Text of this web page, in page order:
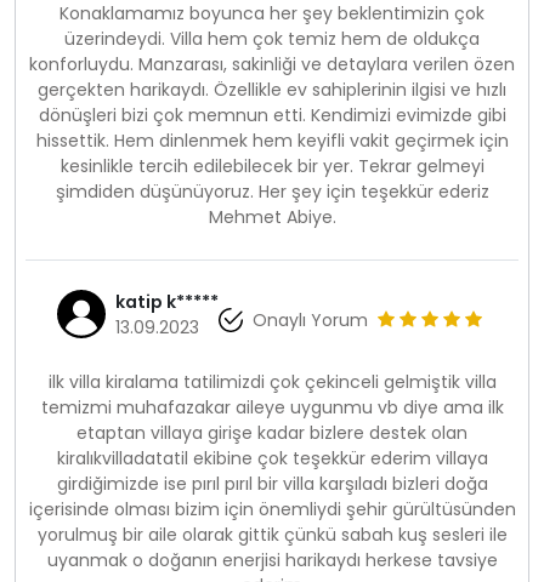
Konaklamamız boyunca her şey beklentimizin çok
üzerindeydi. Villa hem çok temiz hem de oldukça
konforluydu. Manzarası, sakinliği ve detaylara verilen özen
gerçekten harikaydı. Özellikle ev sahiplerinin ilgisi ve hızlı
dönüşleri bizi çok memnun etti. Kendimizi evimizde gibi
hissettik. Hem dinlenmek hem keyifli vakit geçirmek için
kesinlikle tercih edilebilecek bir yer. Tekrar gelmeyi
şimdiden düşünüyoruz. Her şey için teşekkür ederiz
Mehmet Abiye.
katip k*****
13.09.2023
Onaylı Yorum
ilk villa kiralama tatilimizdi çok çekinceli gelmiştik villa
temizmi muhafazakar aileye uygunmu vb diye ama ilk
etaptan villaya girişe kadar bizlere destek olan
kiralıkvilladatatil ekibine çok teşekkür ederim villaya
girdiğimizde ise pırıl pırıl bir villa karşıladı bizleri doğa
içerisinde olması bizim için önemliydi şehir gürültüsünden
yorulmuş bir aile olarak gittik çünkü sabah kuş sesleri ile
uyanmak o doğanın enerjisi harikaydı herkese tavsiye